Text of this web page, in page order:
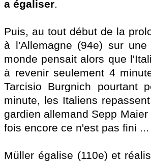
a égaliser.
Puis, au tout début de la
à l'Allemagne (94e) sur
monde pensait alors que
à revenir seulement 4
Tarcisio Burgnich pourtant
minute, les Italiens
gardien allemand Sepp
fois encore ce n'est pas fini ...
Müller égalise (110e) et